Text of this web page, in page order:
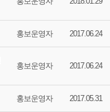
홍보운영자 2017.06.24
홍보운영자 2017.06.24
홍보운영자 2017.05.31